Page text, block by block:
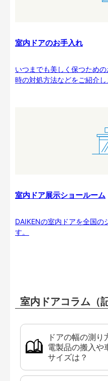
室内ドアのお手入れ
いつまでも美しく保つため
時の対処方法などをご紹介し
室内ドア展示ショールーム
DAIKENの室内ドアを全国の
す。
室内ドアコラム（
ドアの幅の測
電製品の搬入や
サイズは？